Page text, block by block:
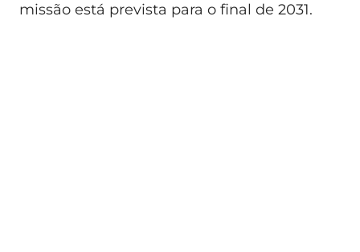
missão está prevista para o final de 2031.